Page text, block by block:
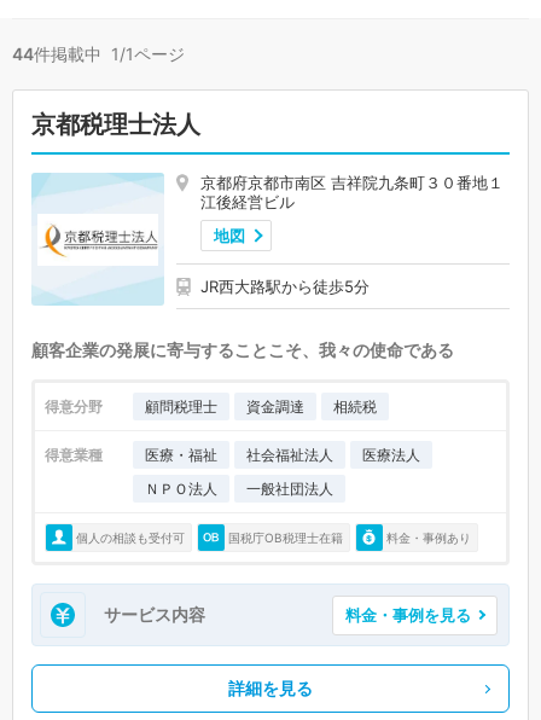
44件掲載中 1/1ページ
京都税理士法人
京都府京都市南区 吉祥院九条町３０番地１
江後経営ビル
地図
JR西大路駅から徒歩5分
顧客企業の発展に寄与することこそ、我々の使命である
得意分野 顧問税理士 資金調達 相続税
得意業種 医療・福祉 社会福祉法人
医療法人
ＮＰＯ法人
一般社団法人
個人の相談も受付可 国税庁OB税理士在籍 料金・事例あり
サービス内容 料金・事例を見る
詳細を見る